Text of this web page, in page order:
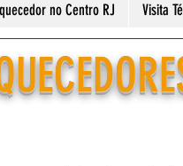
no Centro RJ Visita